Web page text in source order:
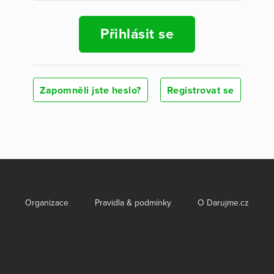
Přihlásit se
Zapomněli jste heslo? Registrovat se
Organizace Pravidla & podmínky O Darujme.cz